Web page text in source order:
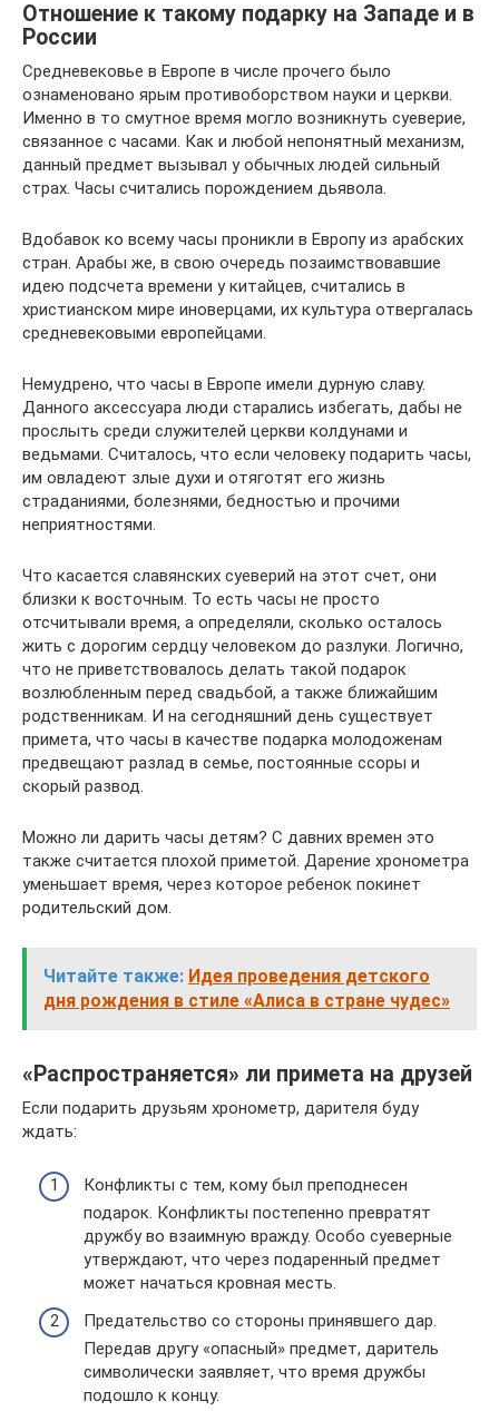
Отношение к такому подарку на Западе и в
России
Средневековье в Европе в числе прочего было
ознаменовано ярым противоборством науки и церкви.
Именно в то смутное время могло возникнуть суеверие,
связанное с часами. Как и любой непонятный механизм,
данный предмет вызывал у обычных людей сильный
страх. Часы считались порождением дьявола.
Вдобавок ко всему часы проникли в Европу из арабских
стран. Арабы же, в свою очередь позаимствовавшие
идею подсчета времени у китайцев, считались в
христианском мире иноверцами, их культура отвергалась
средневековыми европейцами.
Немудрено, что часы в Европе имели дурную славу.
Данного аксессуара люди старались избегать, дабы не
прослыть среди служителей церкви колдунами и
ведьмами. Считалось, что если человеку подарить часы,
им овладеют злые духи и отяготят его жизнь
страданиями, болезнями, бедностью и прочими
неприятностями.
Что касается славянских суеверий на этот счет, они
близки к восточным. То есть часы не просто
отсчитывали время, а определяли, сколько осталось
жить с дорогим сердцу человеком до разлуки. Логично,
что не приветствовалось делать такой подарок
возлюбленным перед свадьбой, а также ближайшим
родственникам. И на сегодняшний день существует
примета, что часы в качестве подарка молодоженам
предвещают разлад в семье, постоянные ссоры и
скорый развод.
Можно ли дарить часы детям? С давних времен это
также считается плохой приметой. Дарение хронометра
уменьшает время, через которое ребенок покинет
родительский дом.
Читайте также: Идея проведения детского
дня рождения в стиле «Алиса в стране чудес»
«Распространяется» ли примета на друзей
Если подарить друзьям хронометр, дарителя буду
ждать:
Конфликты с тем, кому был преподнесен
подарок. Конфликты постепенно превратят
дружбу во взаимную вражду. Особо суеверные
утверждают, что через подаренный предмет
может начаться кровная месть.
Предательство со стороны принявшего дар.
Передав другу «опасный» предмет, даритель
символически заявляет, что время дружбы
подошло к концу.